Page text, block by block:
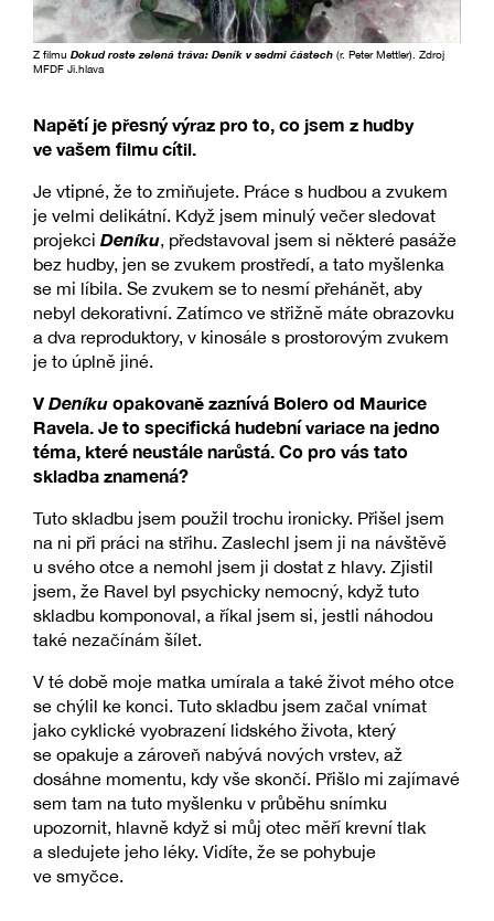
Z filmu Dokud roste zelená tráva: Deník v sedmi částech (r. Peter Mettler). Zdroj
MFDF Ji.hlava
Napětí je přesný výraz pro to, co jsem z hudby
ve vašem filmu cítil.
Je vtipné, že to zmiňujete. Práce s hudbou a zvukem
je velmi delikátní. Když jsem minulý večer sledovat
projekci Deníku, představoval jsem si některé pasáže
bez hudby, jen se zvukem prostředí, a tato myšlenka
se mi líbila. Se zvukem se to nesmí přehánět, aby
nebyl dekorativní. Zatímco ve střižně máte obrazovku
a dva reproduktory, v kinosále s prostorovým zvukem
je to úplně jiné.
V Deníku opakovaně zaznívá Bolero od Maurice
Ravela. Je to specifická hudební variace na jedno
téma, které neustále narůstá. Co pro vás tato
skladba znamená?
Tuto skladbu jsem použil trochu ironicky. Přišel jsem
na ni při práci na střihu. Zaslechl jsem ji na návštěvě
u svého otce a nemohl jsem ji dostat z hlavy. Zjistil
jsem, že Ravel byl psychicky nemocný, když tuto
skladbu komponoval, a říkal jsem si, jestli náhodou
také nezačínám šílet.
V té době moje matka umírala a také život mého otce
se chýlil ke konci. Tuto skladbu jsem začal vnímat
jako cyklické vyobrazení lidského života, který
se opakuje a zároveň nabývá nových vrstev, až
dosáhne momentu, kdy vše skončí. Přišlo mi zajímavé
sem tam na tuto myšlenku v průběhu snímku
upozornit, hlavně když si můj otec měří krevní tlak
a sledujete jeho léky. Vidíte, že se pohybuje
ve smyčce.